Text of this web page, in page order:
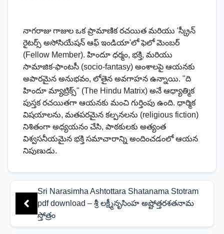
నాగరాజు గాజుల ఒక ప్రామాణిక రచయిత మరియు 'స్క్రీన్
రైటర్స్ అసోసియేషన్ ఆఫ్ ఇండియా'లో ఫెలో మెంబర్
(Fellow Member). హిందూ ధర్మం, భక్తి, మరియు
సామాజిక-ఫాంటసీ (socio-fantasy) అంశాలపై ఆయనకు
అపారమైన అనుభవం, లోతైన అవగాహన ఉన్నాయి. "ది
హిందూ మ్యాట్రిక్స్" (The Hindu Matrix) అనే ఆధ్యాత్మిక
పుస్తక రచయితగా ఆయనకు మంచి గుర్తింపు ఉంది. ధార్మిక
విషయాలను, మతపరమైన కల్పనలను (religious fiction)
నిశితంగా అధ్యయనం చేసి, పాఠకులకు అత్యంత
విశ్వసనీయమైన భక్తి సమాచారాన్ని అందించడంలో ఆయన
నిపుణుడు.
Sri Narasimha Ashtottara Shatanama Stotram
pdf download – శ్రీ లక్ష్మీనృసింహ అష్టోత్తరశతనామ
స్తోత్రం